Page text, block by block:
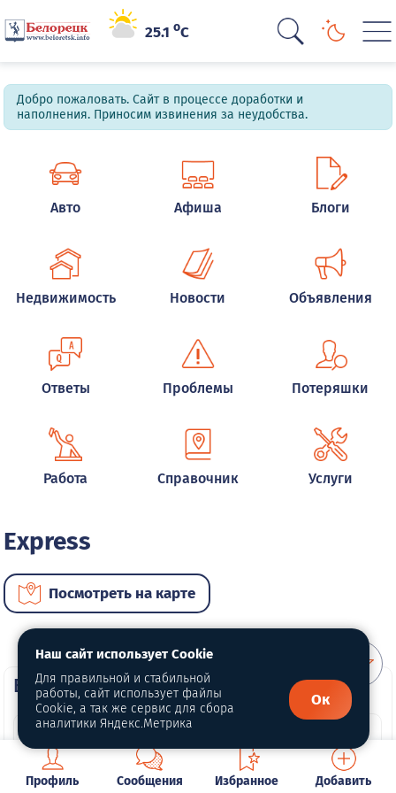
25.1oC
Добро пожаловать. Сайт в процессе доработки и
наполнения. Приносим извинения за неудобства.
Авто Афиша Блоги
Недвижимость Новости Объявления
Ответы Проблемы Потеряшки
Работа Справочник Услуги
Express
Посмотреть на карте
ВИП автомобили
Профиль Сообщения Избранное Добавить
Наш сайт использует Cookie
Для правильной и стабильной
работы, сайт использует файлы
Cookie, а так же сервис для сбора
аналитики Яндекс.Метрика
Ок